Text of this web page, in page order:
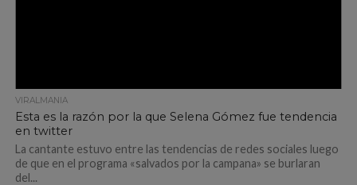
VIRALMANIA
Esta es la razón por la que Selena Gómez fue tendencia
en twitter
La cantante estuvo entre las tendencias de redes sociales luego
de que en el programa «salvados por la campana» se burlaran
del...